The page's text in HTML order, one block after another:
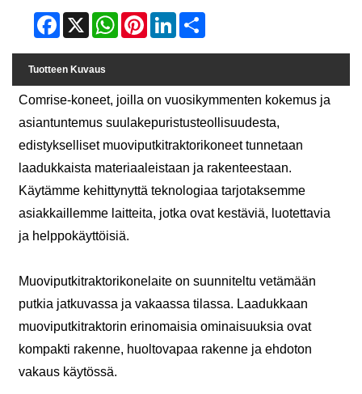
Facebook WhatsAppPinterestLinkedIn
Tuotteen Kuvaus
Comrise-koneet, joilla on vuosikymmenten kokemus ja
asiantuntemus suulakepuristusteollisuudesta,
edistykselliset muoviputkitraktorikoneet tunnetaan
laadukkaista materiaaleistaan ​​ja rakenteestaan.
Käytämme kehittynyttä teknologiaa tarjotaksemme
asiakkaillemme laitteita, jotka ovat kestäviä, luotettavia
ja helppokäyttöisiä.
Muoviputkitraktorikonelaite on suunniteltu vetämään
putkia jatkuvassa ja vakaassa tilassa. Laadukkaan
muoviputkitraktorin erinomaisia ​​ominaisuuksia ovat
kompakti rakenne, huoltovapaa rakenne ja ehdoton
vakaus käytössä.